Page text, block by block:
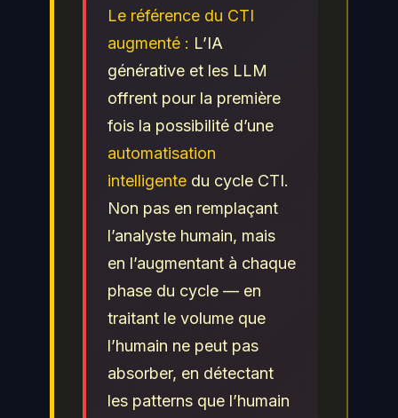
Le référence du CTI
augmenté : L’IA
générative et les LLM
offrent pour la première
fois la possibilité d’une
automatisation
intelligente du cycle CTI.
Non pas en remplaçant
l’analyste humain, mais
en l’augmentant à chaque
phase du cycle — en
traitant le volume que
l’humain ne peut pas
absorber, en détectant
les patterns que l’humain